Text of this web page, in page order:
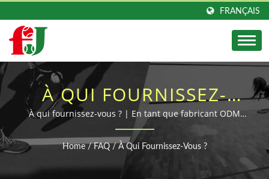
FRANÇAIS
À QUI FOURNISSEZ-
VOUS ? | FABRICANT
DE BALLES EN
CAOUTCHOUC
À qui fournissez-vous ? | En tant que fabricant ODM
professionnel d'articles de sport, Fu Jen se consacre
depuis plus de 40 ans à la recherche, au
développement et à la production de balles de sport.
Home / FAQ / À Qui Fournissez-Vous ?